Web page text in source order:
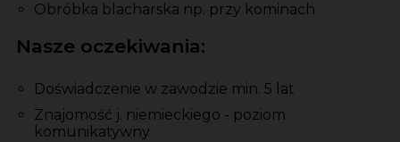
Obróbka blacharska np. przy kominach
Nasze oczekiwania:
Doświadczenie w zawodzie min. 5 lat
Znajomość j. niemieckiego - poziom
komunikatywny